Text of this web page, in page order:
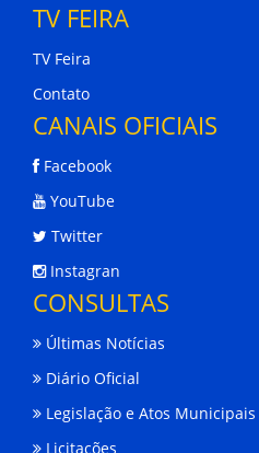
TV FEIRA
TV Feira
Contato
CANAIS OFICIAIS
Facebook
YouTube
Twitter
Instagran
CONSULTAS
Últimas Notícias
Diário Oficial
Legislação e Atos Municipais
Licitações